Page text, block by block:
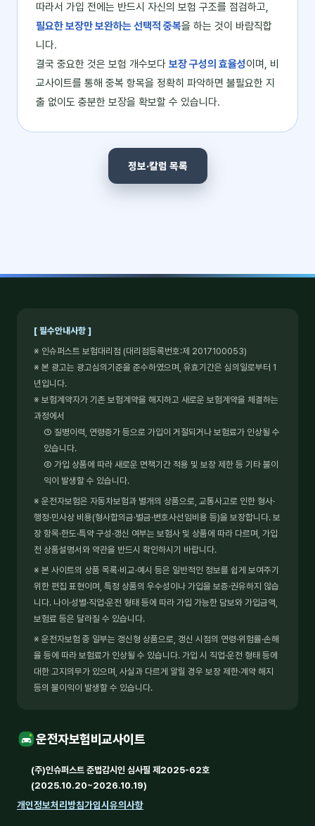
따라서 가입 전에는 반드시 자신의 보험 구조를 점검하고,
필요한 보장만 보완하는 선택적 중복을 하는 것이 바람직합
니다.
결국 중요한 것은 보험 개수보다 보장 구성의 효율성이며, 비
교사이트를 통해 중복 항목을 정확히 파악하면 불필요한 지
출 없이도 충분한 보장을 확보할 수 있습니다.
정보·칼럼 목록
[ 필수안내사항 ]
※ 인슈퍼스트 보험대리점 (대리점등록번호:제 2017100053)
※ 본 광고는 광고심의기준을 준수하였으며, 유효기간은 심의일로부터 1
년입니다.
※ 보험계약자가 기존 보험계약을 해지하고 새로운 보험계약을 체결하는
과정에서
① 질병이력, 연령증가 등으로 가입이 거절되거나 보험료가 인상될 수
있습니다.
② 가입 상품에 따라 새로운 면책기간 적용 및 보장 제한 등 기타 불이
익이 발생할 수 있습니다.
※ 운전자보험은 자동차보험과 별개의 상품으로, 교통사고로 인한 형사·
행정·민사상 비용(형사합의금·벌금·변호사선임비용 등)을 보장합니다. 보
장 항목·한도·특약 구성·갱신 여부는 보험사 및 상품에 따라 다르며, 가입
전 상품설명서와 약관을 반드시 확인하시기 바랍니다.
※ 본 사이트의 상품 목록·비교·예시 등은 일반적인 정보를 쉽게 보여주기
위한 편집 표현이며, 특정 상품의 우수성이나 가입을 보증·권유하지 않습
니다. 나이·성별·직업·운전 형태 등에 따라 가입 가능한 담보와 가입금액,
보험료 등은 달라질 수 있습니다.
※ 운전자보험 중 일부는 갱신형 상품으로, 갱신 시점의 연령·위험률·손해
율 등에 따라 보험료가 인상될 수 있습니다. 가입 시 직업·운전 형태 등에
대한 고지의무가 있으며, 사실과 다르게 알릴 경우 보장 제한·계약 해지
등의 불이익이 발생할 수 있습니다.
운전자보험비교사이트
(주)인슈퍼스트 준법감시인 심사필 제2025-62호
(2025.10.20~2026.10.19)
개인정보처리방침가입시유의사항